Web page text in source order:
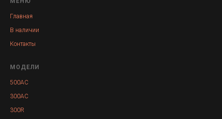
Главная
В наличии
Контакты
МОДЕЛИ
500AC
300AC
300R